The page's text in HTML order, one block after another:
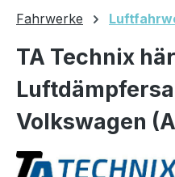
Fahrwerke
TA Technix
Volkswagen